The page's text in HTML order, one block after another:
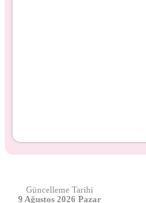
Güncelleme Tarihi
9 Ağustos 2026 Pazar